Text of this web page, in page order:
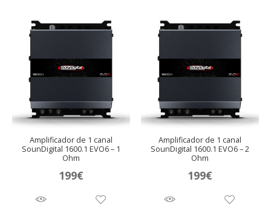
Amplificador de 1 canal
SounDigital 1600.1 EVO6 – 1
Ohm
199€
Amplificador de 1 canal
SounDigital 1600.1 EVO6 – 2
Ohm
199€